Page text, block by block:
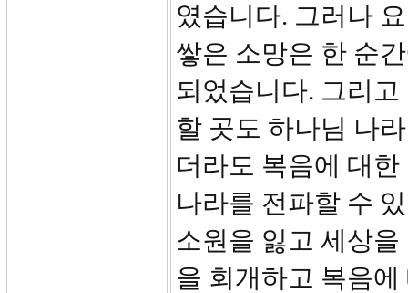
였습니다. 그러나
쌓은 소망은 한 순
되었습니다. 그리
할 곳도 하나님 나
더라도 복음에 대
나라를 전파할 수
소원을 잃고 세상
을 회개하고 복음